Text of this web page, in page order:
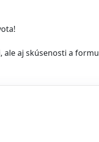
aj skúsenosti a